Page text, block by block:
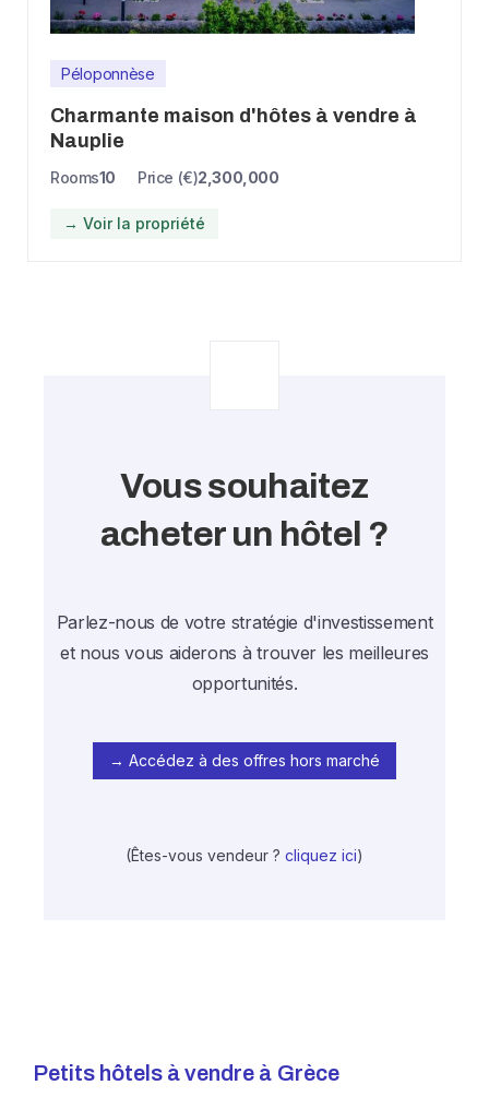
Péloponnèse
Charmante maison d'hôtes à vendre à
Nauplie
Rooms10 Price (€)2,300,000
→ Voir la propriété
Vous souhaitez
acheter un hôtel ?
Parlez-nous de votre stratégie d'investissement
et nous vous aiderons à trouver les meilleures
opportunités.
→ Accédez à des offres hors marché
(Êtes-vous vendeur ? cliquez ici)
Petits hôtels à vendre à Grèce